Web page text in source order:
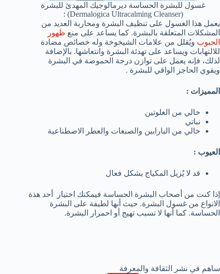
غسول للبشرة الحساسة ديرمالوجيك المهدئ للبشرة
(Dermalogica Ultracalming Cleanser) :
يعمل هذا الغسول على تنظيف البشرة ومحاربة العديد من
المشكلات المتعلقة بالبشرة. كما يساعد على منع ظهور
الحبوب ويُقلل من علامات الشيخوخة وله خصائص مضادة
للالتهابات ويساعد على تهدئة البشرة وانتعاشها. بالإضافة
لذلك، فإنه يعمل على توازن درجة الحموضة في البشرة
ويقوي الحاجز الواقي للبشرة .
المميزات :
خالي من الغلوتين
نباتي
خالي من البارابين والصبغات والعطر الاصطناعية
العيوب :
قد لا يُزيل المكياج بشكل فعال
إذا كنت من أصحاب البشرة الحساسة فيمكنك اختيار أحد هذة
الانواع من غسول البشرة. حيث أنها لطيفة على البشرة
الحساسة. كما أنها لا تسبب تهيج أو احمرار البشرة.
ساهم في نشر الثقافة والمعرفة